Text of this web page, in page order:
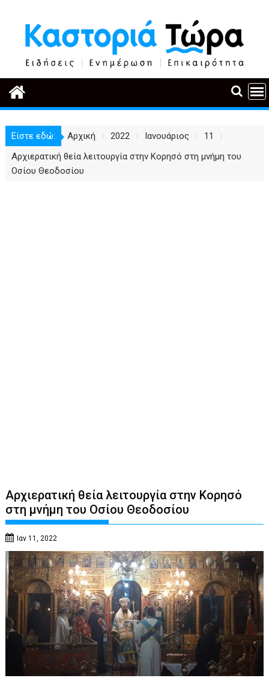
περιεχόμενο
Είστε εδώ: Αρχική 2022 Ιανουάριος
11
Αρχιερατική θεία λειτουργία στην Κορησό στη μνήμη του
Οσίου Θεοδοσίου
Αρχιερατική θεία λειτουργία στην Κορησό
στη μνήμη του Οσίου Θεοδοσίου
Ιαν 11, 2022